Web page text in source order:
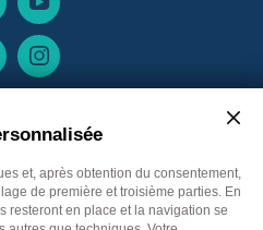
et, après obtention du consentement,
de première et troisième parties. En
resteront en place et la navigation se